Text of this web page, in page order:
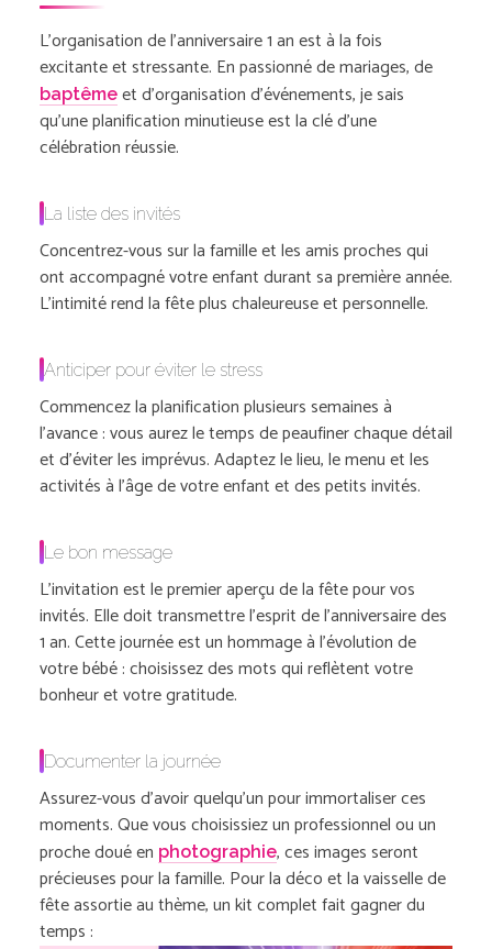
L’organisation de l’anniversaire 1 an est à la fois
excitante et stressante. En passionné de mariages, de
baptême et d’organisation d’événements, je sais
qu’une planification minutieuse est la clé d’une
célébration réussie.
La liste des invités
Concentrez-vous sur la famille et les amis proches qui
ont accompagné votre enfant durant sa première année.
L’intimité rend la fête plus chaleureuse et personnelle.
Anticiper pour éviter le stress
Commencez la planification plusieurs semaines à
l’avance : vous aurez le temps de peaufiner chaque détail
et d’éviter les imprévus. Adaptez le lieu, le menu et les
activités à l’âge de votre enfant et des petits invités.
Le bon message
L’invitation est le premier aperçu de la fête pour vos
invités. Elle doit transmettre l’esprit de l’anniversaire des
1 an. Cette journée est un hommage à l’évolution de
votre bébé : choisissez des mots qui reflètent votre
bonheur et votre gratitude.
Documenter la journée
Assurez-vous d’avoir quelqu’un pour immortaliser ces
moments. Que vous choisissiez un professionnel ou un
proche doué en photographie, ces images seront
précieuses pour la famille. Pour la déco et la vaisselle de
fête assortie au thème, un kit complet fait gagner du
temps :